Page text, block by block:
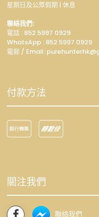
星期日及公眾假期 | 休息
聯絡我們:
電話 : 852 5997 0929
WhatsApp : 852 5997 0929
電郵 / Email: p
付款方法
關注我們
聯絡我們